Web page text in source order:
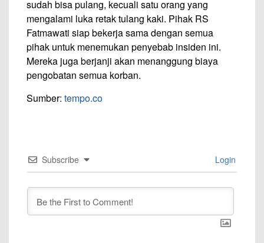
sudah bisa pulang, kecuali satu orang yang
mengalami luka retak tulang kaki. Pihak RS
Fatmawati siap bekerja sama dengan semua
pihak untuk menemukan penyebab insiden ini.
Mereka juga berjanji akan menanggung biaya
pengobatan semua korban.
Sumber: tempo.co
Subscribe Login